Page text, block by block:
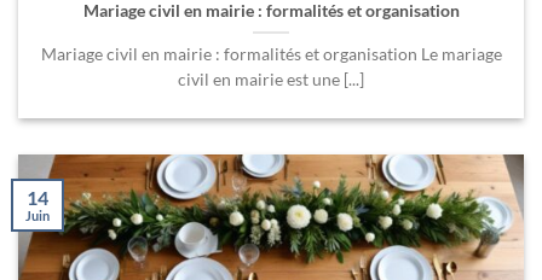
Mariage civil en mairie : formalités et organisation
Mariage civil en mairie : formalités et organisation Le mariage
civil en mairie est une [...]
14
Juin